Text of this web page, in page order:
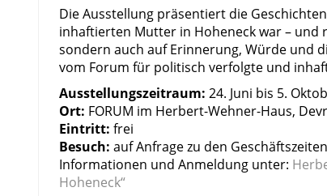
Die Ausstellung präsentiert die
inhaftierten Mutter in Hoheneck war –
sondern auch auf Erinnerung, Würde und
vom Forum für politisch verfolgte und
Ausstellungszeitraum: 24. Juni bis 5.
Ort: FORUM im Herbert-Wehner-Haus,
Eintritt: frei
Besuch: auf Anfrage zu den
Informationen und Anmeldung unter:
Hoheneck“